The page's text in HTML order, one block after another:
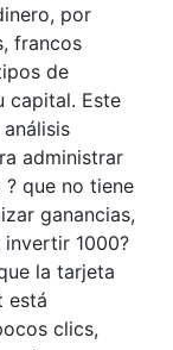
por
francos
de
capital. Este
administrar
que no tiene
ganancias,
1000?
la tarjeta
está
clics,